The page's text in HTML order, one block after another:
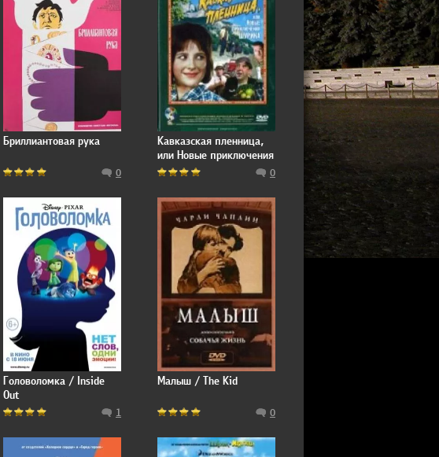
Бриллиантовая рука
0
Кавказская пленница,
или Новые приключения
Шурика
0
Головоломка / Inside
Out
1
Малыш / The Kid
0